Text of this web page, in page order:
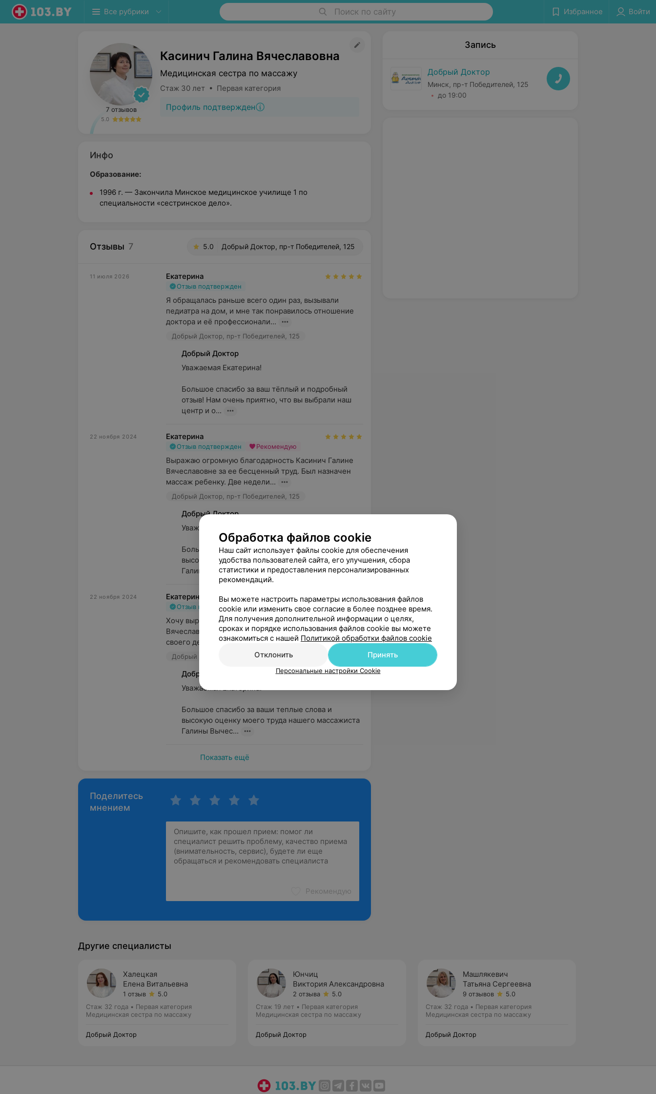
Все рубрики Поиск по сайту Избранное Войти
7 отзывов
5.0
Касинич Галина Вячеславовна
Медицинская сестра по массажу
Стаж 30 лет • Первая категория
Профиль подтвержден
Инфо
Образование:
1996 г. — Закончила Минское медицинское училище 1 по
специальности «сестринское дело».
Отзывы 7 5.0 Добрый Доктор, пр-т Победителей, 125
11 июля 2026 Екатерина
Отзыв подтвержден
Я обращалась раньше всего один раз, вызывали
педиатра на дом, и мне так понравилось отношение
доктора и её профессионали...
Добрый Доктор, пр-т Победителей, 125
Добрый Доктор
Уважаемая Екатерина!
Большое спасибо за ваш тёплый и подробный
отзыв! Нам очень приятно, что вы выбрали наш
центр и о...
22 ноября 2024 Екатерина
Отзыв подтвержден Рекомендую
Выражаю огромную благодарность Касинич Галине
Вячеславовне за ее бесценный труд. Был назначен
массаж ребенку. Две недели...
Добрый Доктор, пр-т Победителей, 125
Добрый Доктор
Уважаемая Екатерина!
Большое спасибо за ваши теплые слова и
высокую оценку моего труда нашего массажиста
Галины Вычес...
22 ноября 2024 Екатерина
Отзыв подтвержден Рекомендую
Хочу выразить огромную благодарность Галине
Вячеславовне за ее бесценный труд! Профессионал
своего дела и очень приятный...
Добрый Доктор, пр-т Победителей, 125
Добрый Доктор
Уважаемая Екатерина!
Большое спасибо за ваши теплые слова и
высокую оценку моего труда нашего массажиста
Галины Вычес...
Показать ещё
Поделитесь
мнением
Рекомендую
Запись
Добрый Доктор
Минск, пр-т Победителей, 125
до 19:00
Другие специалисты
Халецкая
Елена Витальевна
1 отзыв
5.0
Стаж 32 года • Первая категория
Медицинская сестра по массажу
Добрый Доктор
Юнчиц
Виктория Александровна
2 отзыва
5.0
Стаж 19 лет • Первая категория
Медицинская сестра по массажу
Добрый Доктор
Машлякевич
Татьяна Сергеевна
9 отзывов
5.0
Стаж 32 года • Первая категория
Медицинская сестра по массажу
Добрый Доктор
Обработка файлов cookie
Наш сайт использует файлы cookie для обеспечения
удобства пользователей сайта, его улучшения, сбора
статистики и предоставления персонализированных
рекомендаций.
Вы можете настроить параметры использования файлов
cookie или изменить свое согласие в более позднее время.
Для получения дополнительной информации о целях,
сроках и порядке использования файлов cookie вы можете
ознакомиться с нашей Политикой обработки файлов cookie
Отклонить
Принять
Персональные настройки Cookie